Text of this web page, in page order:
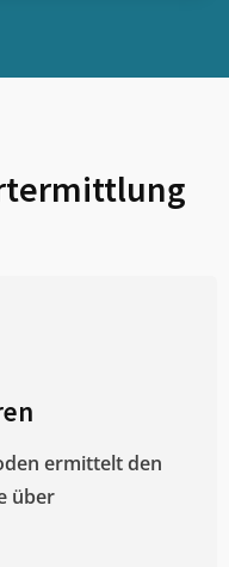
ermittelt den
über